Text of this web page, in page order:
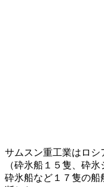
サムスン重工業はロ
（砕氷船１５隻、砕
砕氷船など１７隻の船